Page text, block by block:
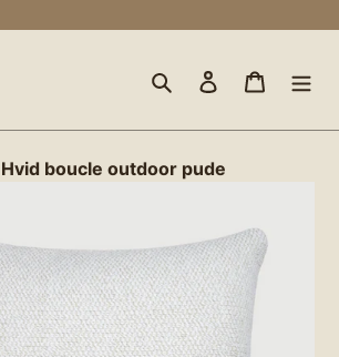
Søg Log ind
Hvid boucle outdoor pude